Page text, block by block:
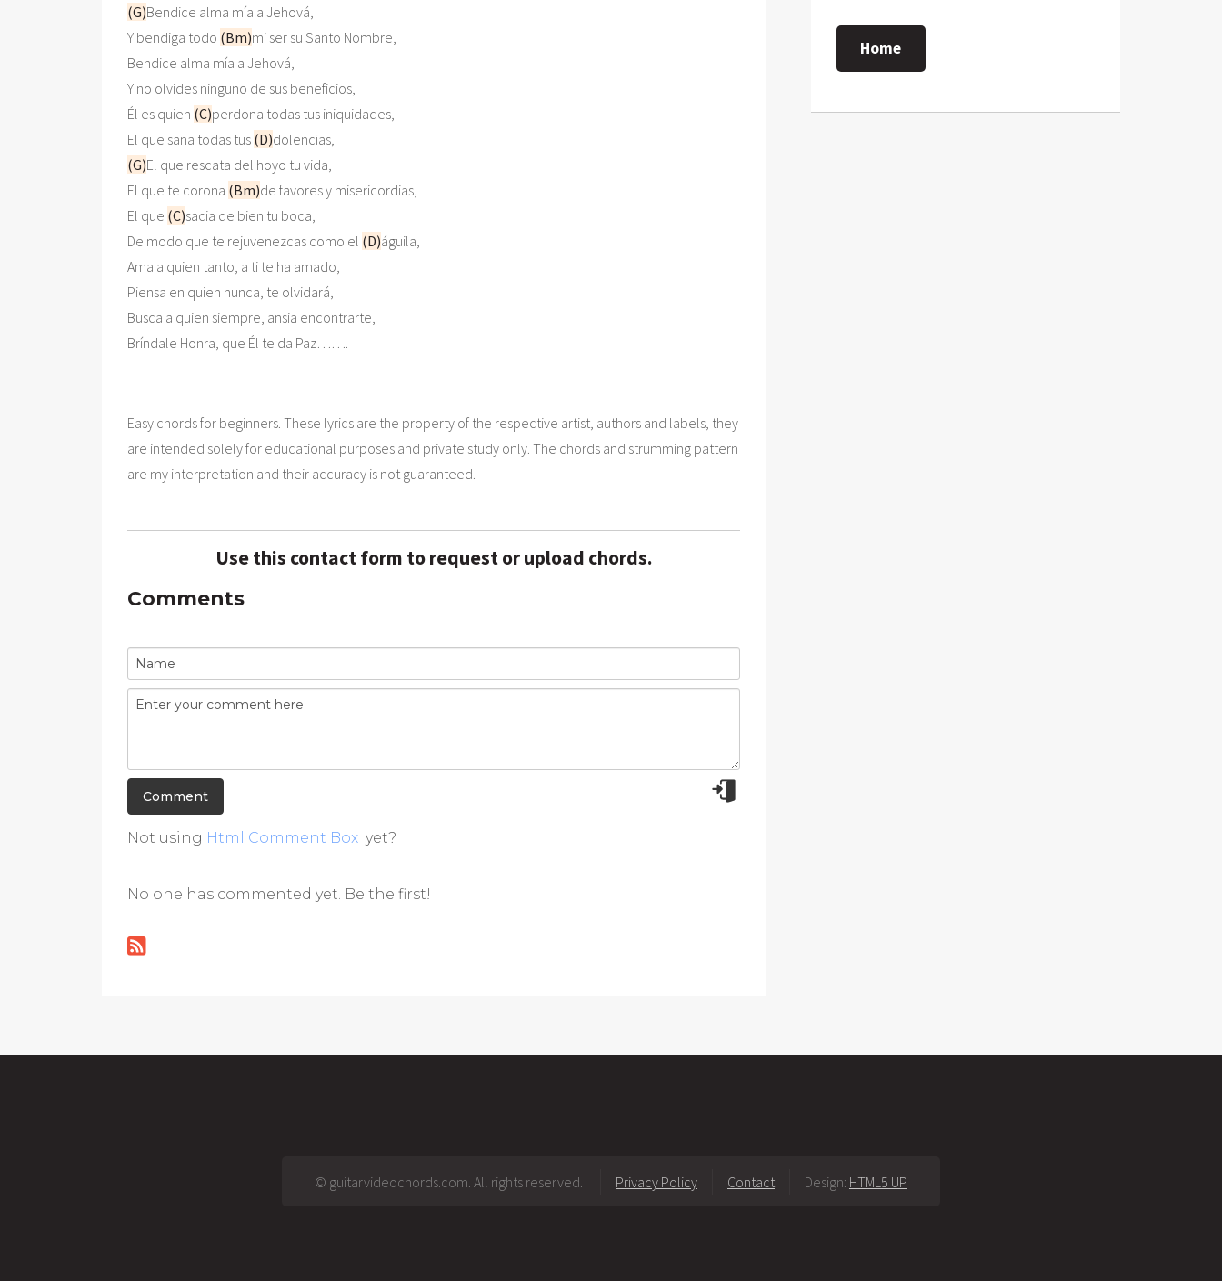
(G)Bendice alma mía a Jehová,
Y bendiga todo (Bm)mi ser su Santo Nombre,
Bendice alma mía a Jehová,
Y no olvides ninguno de sus beneficios,
Él es quien (C)perdona todas tus iniquidades,
El que sana todas tus (D)
(G)El que rescata del hoyo tu vida,
El que te corona (Bm)de favores y misericordias,
El que (C)sacia de bien tu boca,
De modo que te rejuvenezcas como el (D)águila,
Ama a quien tanto, a ti te ha amado,
Piensa en quien nunca, te olvidará,
Busca a quien siempre, ansia encontrarte,
Easy chords for beginners. These lyrics are the property of the respective artist, authors and labels, they
are intended solely for educational purposes and private study only. The chords and strumming pattern
are my interpretation and their accuracy is not guaranteed.
Use this contact form to request or upload chords.
Comments
Not using Html Comment Box yet?
No one has commented yet. Be the first!
Home
© guitarvideochords.com. All rights reserved. Privacy Policy Contact Design: HTML5 UP